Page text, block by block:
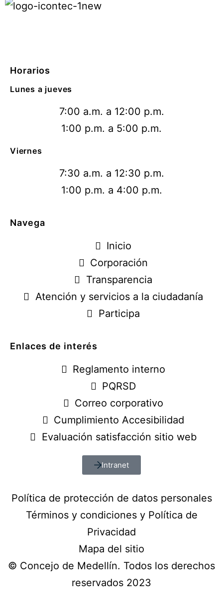
Horarios
Lunes a jueves
7:00 a.m. a 12:00 p.m.
1:00 p.m. a 5:00 p.m.
Viernes
7:30 a.m. a 12:30 p.m.
1:00 p.m. a 4:00 p.m.
Navega
Inicio
Corporación
Transparencia
Atención y servicios a la ciudadanía
Participa
Enlaces de interés
Reglamento interno
PQRSD
Correo corporativo
Cumplimiento Accesibilidad
Evaluación satisfacción sitio web
Intranet
Política de protección de datos personales
Términos y condiciones y Política de
Privacidad
Mapa del sitio
© Concejo de Medellín. Todos los derechos
reservados 2023